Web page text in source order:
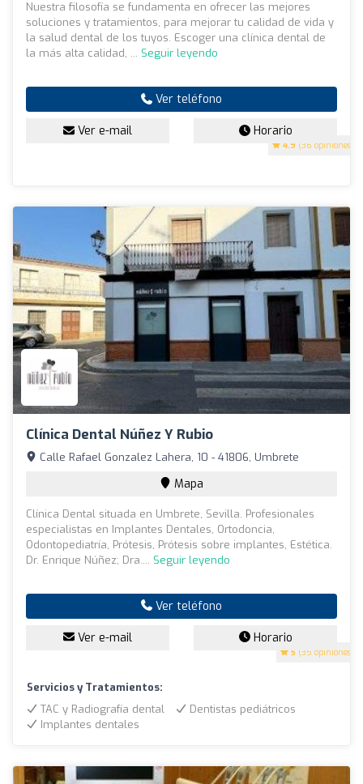
4.9 (36 opiniones)
Nuestra filosofía se fundamenta en ofrecer las mejores
soluciones y tratamientos, para mejorar tu calidad de vida y
la salud dental de los tuyos. Escoger una clínica dental de
la más alta calidad, ... Seguir leyendo
Ver teléfono
Ver e-mail Horario
Clínica Dental Núñez Y Rubio
5 (35 opiniones)
Calle Rafael Gonzalez Lahera, 10 - 41806, Umbrete
Mapa
Clínica Dental situada en Umbrete, Sevilla. Profesionales
especialistas en Implantes Dentales, Ortodoncia,
Odontopediatría, Prótesis, Prótesis sobre implantes, Estética.
Dr. Enrique Núñez; Dra.... Seguir leyendo
Ver teléfono
Ver e-mail Horario
Servicios y Tratamientos:
TAC y Radiografía dental
Dentistas pediátricos
Implantes dentales